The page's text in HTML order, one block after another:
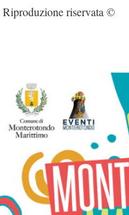
Riproduzione riservata ©